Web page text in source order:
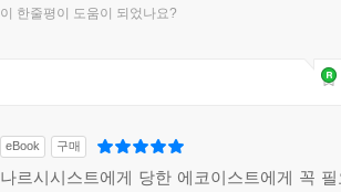
이 한줄평이 도움이 되었나요?
eBook 구매
나르시시스트에게 당한 에코이스트에게 꼭